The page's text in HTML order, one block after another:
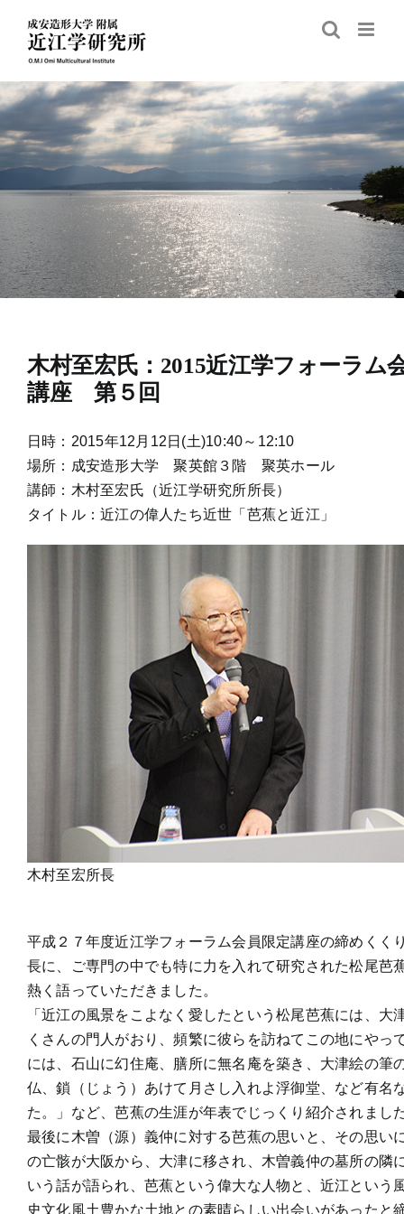
content
木村至宏氏：2015近江学フォーラム
講座 第５回
日時：2015年12月12日(土)10:40～12:10
場所：成安造形大学 聚英館３階 聚英ホール
講師：木村至宏氏（近江学研究所所長）
タイトル：近江の偉人たち近世「芭蕉と近江」
木村至宏所長
平成２７年度近江学フォーラム会員限定講座の締めくく
長に、ご専門の中でも特に力を入れて研究された松尾芭
熱く語っていただきました。
「近江の風景をこよなく愛したという松尾芭蕉には、大
くさんの門人がおり、頻繁に彼らを訪ねてこの地にやっ
には、石山に幻住庵、膳所に無名庵を築き、大津絵の筆
仏、鎖（じょう）あけて月さし入れよ浮御堂、など有名
た。」など、芭蕉の生涯が年表でじっくり紹介されまし
最後に木曽（源）義仲に対する芭蕉の思いと、その思い
の亡骸が大阪から、大津に移され、木曽義仲の墓所の隣
いう話が語られ、芭蕉という偉大な人物と、近江という
史文化風土豊かな土地との素晴らしい出会いがあったと